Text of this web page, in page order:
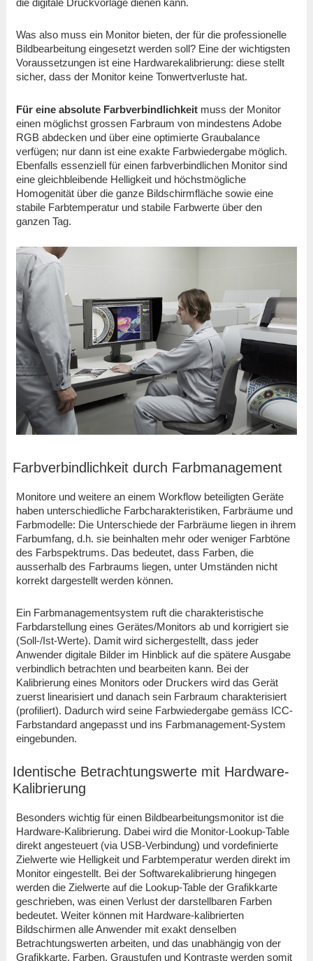
Was also muss ein Monitor bieten, der für die professionelle
Bildbearbeitung eingesetzt werden soll? Eine der wichtigsten
Voraussetzungen ist eine Hardwarekalibrierung: diese stellt
sicher, dass der Monitor keine Tonwertverluste hat.
Für eine absolute Farbverbindlichkeitmuss der Monitor
einen möglichst grossen Farbraum von mindestens Adobe
RGB abdecken und über eine optimierte Graubalance
verfügen; nur dann ist eine exakte Farbwiedergabe möglich.
Ebenfalls essenziell für einen farbverbindlichen Monitor sind
eine gleichbleibende Helligkeit und höchstmögliche
Homogenität über die ganze Bildschirmfläche sowie eine
stabile Farbtemperatur und stabile Farbwerte über den
ganzen Tag.
Farbverbindlichkeit durch Farbmanagement
Monitore und weitere an einem Workflow beteiligten Geräte
haben unterschiedliche Farbcharakteristiken, Farbräume und
Farbmodelle: Die Unterschiede der Farbräume liegen in ihrem
Farbumfang, d.h. sie beinhalten mehr oder weniger Farbtöne
des Farbspektrums. Das bedeutet, dass Farben, die
ausserhalb des Farbraums liegen, unter Umständen nicht
korrekt dargestellt werden können.
Ein Farbmanagementsystem ruft die charakteristische
Farbdarstellung eines Gerätes/Monitors ab und korrigiert sie
(Soll-/Ist-Werte). Damit wird sichergestellt, dass jeder
Anwender digitale Bilder im Hinblick auf die spätere Ausgabe
verbindlich betrachten und bearbeiten kann. Bei der
Kalibrierung eines Monitors oder Druckers wird das Gerät
zuerst linearisiert und danach sein Farbraum charakterisiert
(profiliert). Dadurch wird seine Farbwiedergabe gemäss ICC-
Farbstandard angepasst und ins Farbmanagement-System
eingebunden.
Identische Betrachtungswerte mit Hardware-
Kalibrierung
Besonders wichtig für einen Bildbearbeitungsmonitor ist die
Hardware-Kalibrierung. Dabei wird die Monitor-Lookup-Table
direkt angesteuert (via USB-Verbindung) und vordefinierte
Zielwerte wie Helligkeit und Farbtemperatur werden direkt im
Monitor eingestellt. Bei der Softwarekalibrierung hingegen
werden die Zielwerte auf die Lookup-Table der Grafikkarte
geschrieben, was einen Verlust der darstellbaren Farben
bedeutet. Weiter können mit Hardware-kalibrierten
Bildschirmen alle Anwender mit exakt denselben
Betrachtungswerten arbeiten, und das unabhängig von der
Grafikkarte. Farben, Graustufen und Kontraste werden somit